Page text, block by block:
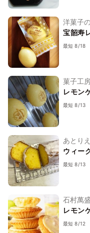
洋菓子
宝韶寿
最短 8/18
菓子工
レモン
最短 8/13
あとり
ウィー
最短 8/13
石村萬
レモン
最短 8/12